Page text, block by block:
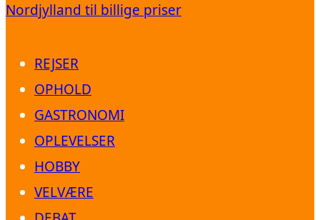
Nordjylland til billige priser
REJSER
OPHOLD
GASTRONOMI
OPLEVELSER
HOBBY
VELVÆRE